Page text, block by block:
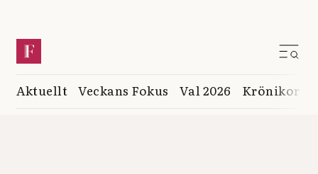
Aktuellt Veckans Fokus Val 2026 Krönikor